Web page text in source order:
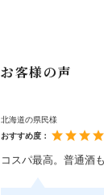
お客様の声
北海道の県民様
おすすめ度：
コスパ最高。普通酒